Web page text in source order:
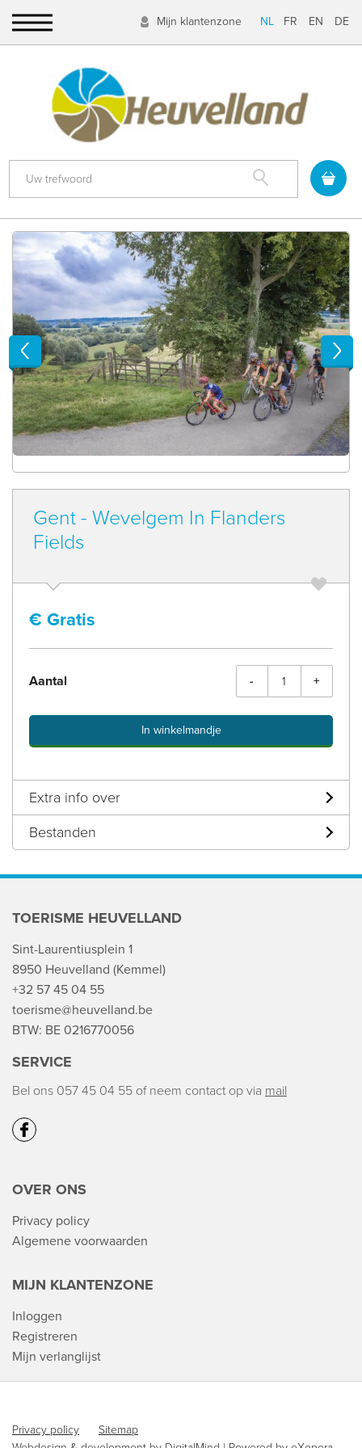
Mijn klantenzone NL FR EN DE
Zoek
Previous Next
Gent - Wevelgem In Flanders
Fields
€ Gratis
Aantal - +
In winkelmandje
Extra info over
Bestanden
TOERISME HEUVELLAND
Sint-Laurentiusplein 1
8950 Heuvelland (Kemmel)
+32 57 45 04 55
toerisme@heuvelland.be
BTW: BE 0216770056
SERVICE
Bel ons 057 45 04 55 of neem contact op via mail
OVER ONS
Privacy policy
Algemene voorwaarden
MIJN KLANTENZONE
Inloggen
Registreren
Mijn verlanglijst
Privacy policy
Sitemap